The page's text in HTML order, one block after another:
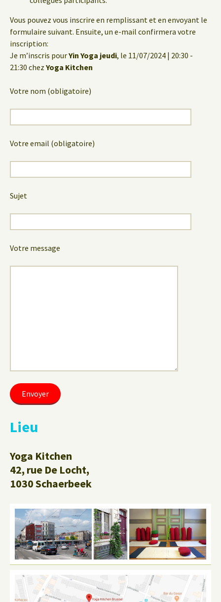
Vous pouvez vous inscrire en remplissant et en envoyant le
formulaire suivant. Ensuite, un e-mail confirmera votre
inscription:
Je m’inscris pourYin Yoga jeudi, le 11/07/2024 | 20:30 -
21:30 chez Yoga Kitchen
Votre nom (obligatoire)
Votre email (obligatoire)
Sujet
Votre message
Lieu
Yoga Kitchen
42, rue De Locht,
1030 Schaerbeek